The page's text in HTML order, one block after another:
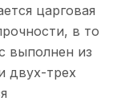
царговая
в то
выполнен из
двух-трех